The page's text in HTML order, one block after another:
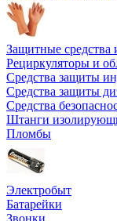
Защитные средства
Рециркуляторы и
Средства защиты
Средства защиты
Средства
Штанги
Пломбы
Электробыт
Батарейки
Звонки